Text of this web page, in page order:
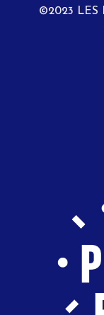
©2023 LES